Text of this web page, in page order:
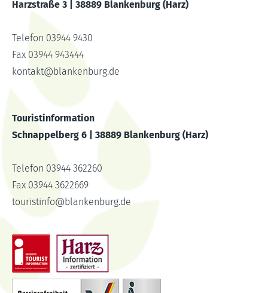
Harzstraße 3 | 38889 Blankenburg (Harz)
Telefon 03944 9430
Fax 03944 943444
kontakt@blankenburg.de
Touristinformation
Schnappelberg 6 | 38889 Blankenburg (Harz)
Telefon 03944 362260
Fax 03944 3622669
touristinfo@blankenburg.de